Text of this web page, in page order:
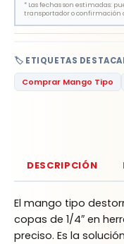
🏷️ ETIQUETAS
Comprar Mango Tipo
* Las fechas son estimadas:
transportador o confirmación
DESCRIPCIÓN
El mango tipo
copas de 1/4″ en
preciso. Es la